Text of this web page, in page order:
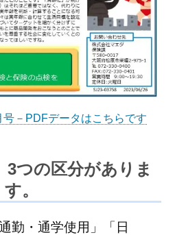
－PDFデータはこちらです
3つの区分がありま
す。
勤・通学使用」「日